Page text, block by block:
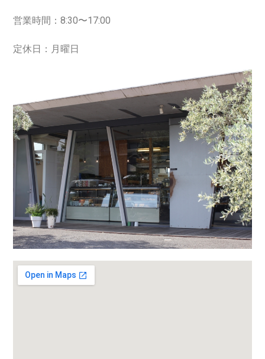
営業時間：8:30〜17:00
定休日：月曜日